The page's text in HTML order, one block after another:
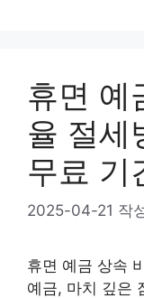
휴면 예
율 절세
무료 기
2025-04-21 작
휴면 예금 상속
예금, 마치 깊은